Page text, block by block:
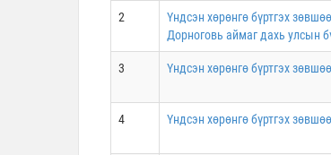
2
Үндсэн хөрөнгө бүртгэх
Дорноговь аймаг дахь улсын
3 Үндсэн хөрөнгө бүртгэх
4 Үндсэн хөрөнгө бүртгэх